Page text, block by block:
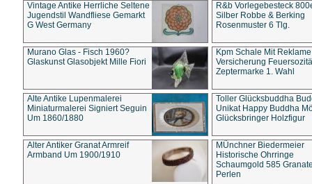
Vintage Antike Herrliche Seltene
Jugendstil Wandfliese Gemarkt
G West Germany
R&b Vorlegebesteck
Silber Robbe & Berking
Rosenmuster 6 Tlg.
Murano Glas - Fisch 1960?
Glaskunst Glasobjekt Mille Fiori
Kpm Schale Mit Reklame
Versicherung
Zeptermarke 1. Wahl
Alte Antike Lupenmalerei
Miniaturmalerei Signiert Seguin
Um 1860/1880
Toller Glücksbuddha
Unikat Happy Buddha
Glücksbringer Holzfigur
Alter Antiker Granat Armreif
Armband Um 1900/1910
MÜnchner Biedermeier
Historische Ohrringe
Schaumgold 585
Perlen